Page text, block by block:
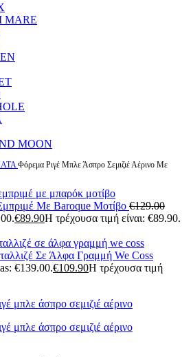
MARE
MOON
Φόρεμα Ριγέ Μπλε Άσπρο Σεμιζιέ Αέρινο Με
Με Baroque Μοτίβο €129.00
€89.90Η τρέχουσα τιμή είναι: €89.90.
Σε Άλφα Γραμμή We Coss
€139.00.€109.90Η τρέχουσα τιμή